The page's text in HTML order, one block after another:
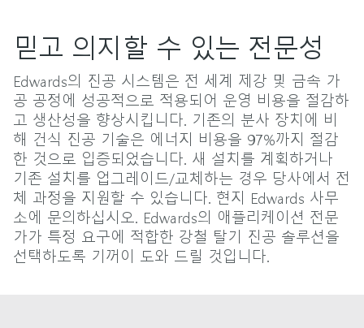
믿고 의지할 수 있는 전문성
Edwards의 진공 시스템은 전 세계 제강 및 금속 가
공 공정에 성공적으로 적용되어 운영 비용을 절감하
고 생산성을 향상시킵니다. 기존의 분사 장치에 비
해 건식 진공 기술은 에너지 비용을 97%까지 절감
한 것으로 입증되었습니다. 새 설치를 계획하거나
기존 설치를 업그레이드/교체하는 경우 당사에서 전
체 과정을 지원할 수 있습니다. 현지 Edwards 사무
소에 문의하십시오. Edwards의 애플리케이션 전문
가가 특정 요구에 적합한 강철 탈기 진공 솔루션을
선택하도록 기꺼이 도와 드릴 것입니다.